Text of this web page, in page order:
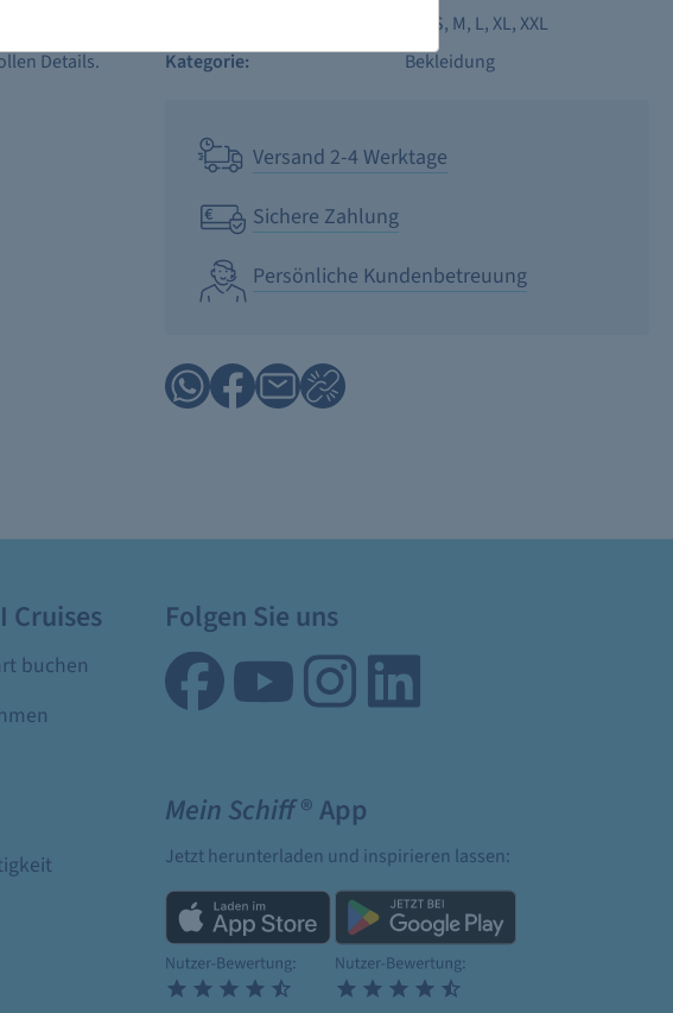
Details.
, S, M, L, XL, XXL
Kategorie:
Bekleidung
Versand 2-4 Werktage
Sichere Zahlung
Persönliche Kundenbetreuung
Cruises
buchen
Folgen Sie uns
Mein Schiff® App
Jetzt herunterladen und inspirieren lassen: